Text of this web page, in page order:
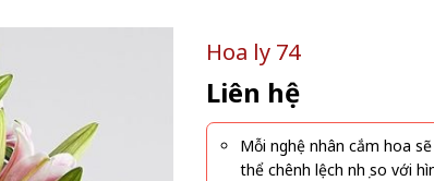
Hoa ly 74
Liên hệ
Mỗi nghệ nhân cắm hoa
thể chênh lệch nhẹ so với